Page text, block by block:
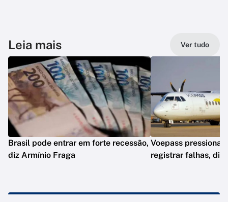
Leia mais Ver tudo
Brasil pode entrar em forte recessão,
diz Armínio Fraga
Voepass
registrar falhas, diz